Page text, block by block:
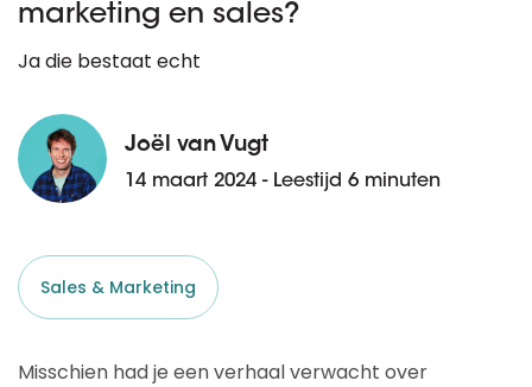
marketing en sales?
Ja die bestaat echt
Joël van Vugt
14 maart 2024 - Leestijd 6 minuten
Sales & Marketing
Misschien had je een verhaal verwacht over